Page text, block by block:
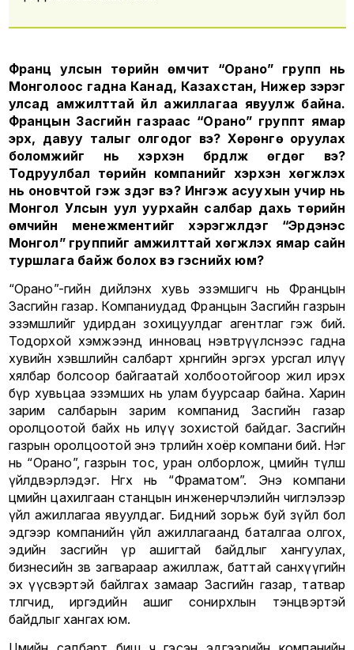
Франц улсын төрийн өмчит “Орано” групп нь
Монголоос гадна Канад, Казахстан, Нижер зэрэг
улсад амжилттай үйл ажиллагаа явуулж байна.
Францын Засгийн газраас “Орано” группт ямар
эрх, давуу талыг олгодог вэ? Хөрөнгө оруулах
боломжийг нь хэрхэн бүрдүүлж өгдөг вэ?
Тодруулбал төрийн компанийг хэрхэн хөгжүүлэх
нь оновчтой гэж үздэг вэ? Ингэж асуухын учир нь
Монгол Улсын уул уурхайн салбар дахь төрийн
өмчийн менежментийг хэрэгжүүлдэг “Эрдэнэс
Монгол” группийг амжилттай хөгжүүлэх ямар сайн
туршлага байж болох вэ гэснийх юм?
“Орано”-гийн дийлэнх хувь эзэмшигч нь Францын
Засгийн газар. Компаниудад Францын Засгийн газрын
эзэмшлийг удирдан зохицуулдаг агентлаг гэж бий.
Тодорхой хэмжээнд инновац нэвтрүүлснээс гадна
хувийн хэвшлийн салбарт хөрөнгийн эргэх урсгал илүү
хялбар болсоор байгаатай холбоотойгоор жил ирэх
бүр хувьцаа эзэмших нь улам буурсаар байна. Харин
зарим салбарын зарим компанид Засгийн газар
оролцоотой байх нь илүү зохистой байдаг. Засгийн
газрын оролцоотой энэ төрлийн хоёр компани бий. Нэг
нь “Орано”, газрын тос, уран олборлож, цөмийн түлш
үйлдвэрлэдэг. Нөгөөх нь “Фраматом”. Энэ компани
цөмийн цахилгаан станцын инженерчлэлийн чиглэлээр
үйл ажиллагаа явуулдаг. Бидний зорьж буй зүйл бол
эдгээр компанийн үйл ажиллагаанд баталгаа олгох,
эдийн засгийн үр ашигтай байдлыг хангуулах,
бизнесийн зөв загвараар ажиллаж, баттай санхүүгийн
эх үүсвэртэй байлгах замаар Засгийн газар, татвар
төлөгчид, иргэдийн ашиг сонирхлын тэнцвэртэй
байдлыг хангах юм.